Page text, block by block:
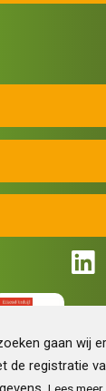
gaan wij
de registratie